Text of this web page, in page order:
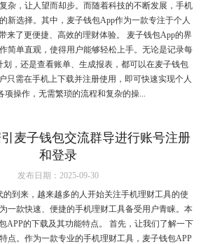
杂，让人望而却步。而随着科技的不断发展，手机
新选择。其中，麦子钱包App作为一款专注于个人
来了更便捷、高效的理财体验。 麦子钱包App的界
简单直观，使得用户能够轻松上手。无论是记录每
划，还是查看账单、生成报表，都可以在麦子钱包
只需在手机上下载并注册使用，即可快速实现个人
项操作，无需繁琐的流程和复杂的操...
麦子钱包交流群导进行账号注册
和登录
发布日期：2025-09-30
的到来，越来越多的人开始关注手机理财工具的使
一款快速、便捷的手机理财工具备受用户青睐。本
APP的下载及其功能特点。 首先，让我们了解一下
点。作为一款专业的手机理财工具，麦子钱包APP